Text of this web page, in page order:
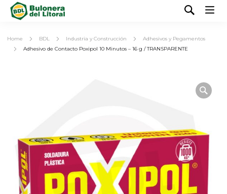
Home BDL Industria y Construcción
Adhesivos y Pegamentos
Adhesivo de Contacto Poxipol 10 Minutos – 16 g / TRANSPARENTE